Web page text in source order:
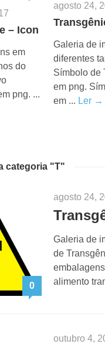
– Icon
em
do
png. ...
agosto 24,
Galeria de
diferentes
Símbolo de
em png.
em ... Ler →
categoria "T"
0
agosto 24,
Galeria de
de
alimento
outubro 4,